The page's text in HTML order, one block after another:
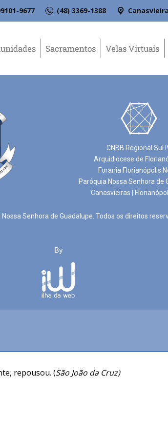
9677 (48) 3369-1388
Sacramentos Velas Virtuais
repousou. (São João da Cruz)
CNBB Regional Sul
Arquidiocese de
Forania Florianópolis
Paróquia Nossa Senhora de
Canasvieiras |
Senhora de Guadalupe. Todos os direitos
By